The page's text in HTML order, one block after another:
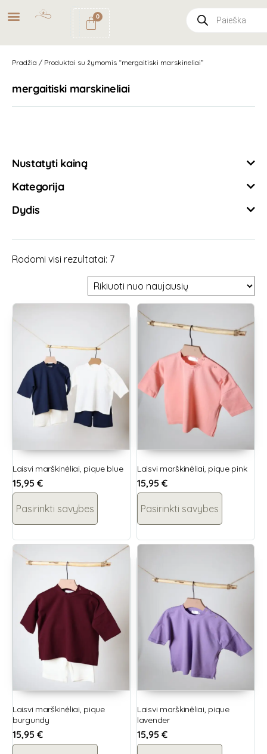
NEMOKAMAS
PRISTATYMAS
PAŠTOMATU
UŽSAKYMAMS NUO
0
Pradžia / Produktai su žymomis “mergaitiski marskineliai”
mergaitiski marskineliai
Nustatyti kainą
Kategorija
Dydis
Rodomi visi rezultatai: 7
Laisvi marškinėliai, pique blue
15,95 €
Pasirinkti savybes
Laisvi marškinėliai, pique pink
15,95 €
Pasirinkti savybes
Laisvi marškinėliai, pique
burgundy
15,95 €
Laisvi marškinėliai, pique
lavender
15,95 €